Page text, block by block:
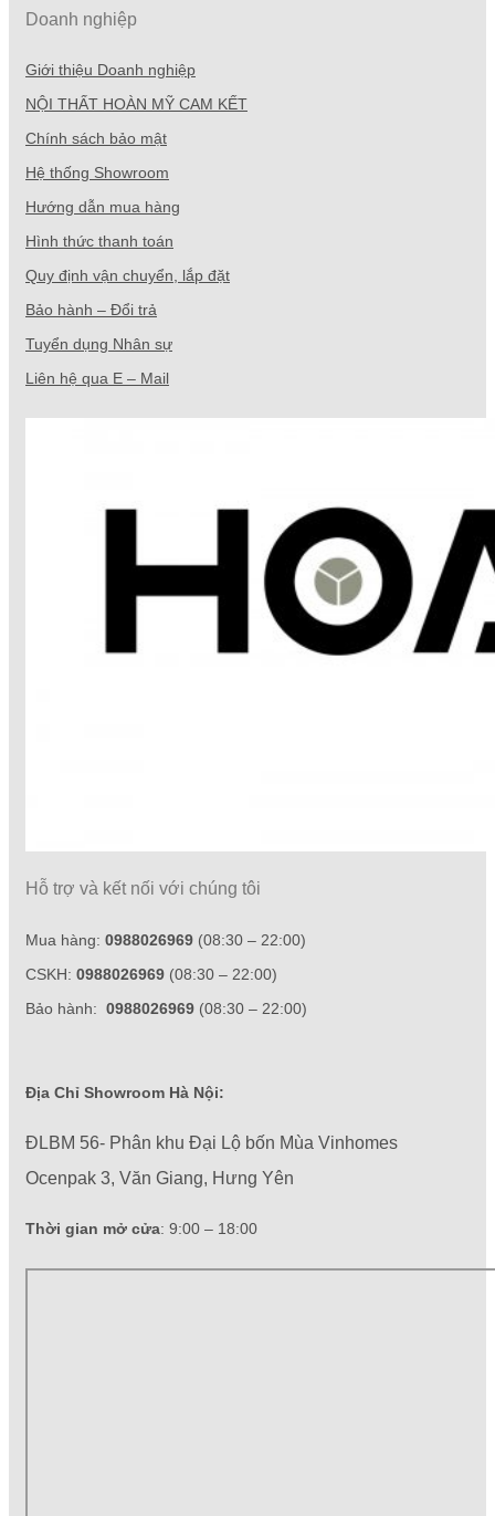
Doanh nghiệp
Giới thiệu Doanh nghiệp
NỘI THẤT HOÀN MỸ CAM KẾT
Chính sách bảo mật
Hệ thống Showroom
Hướng dẫn mua hàng
Hình thức thanh toán
Quy định vận chuyển, lắp đặt
Bảo hành – Đổi trả
Tuyển dụng Nhân sự
Liên hệ qua E – Mail
Hỗ trợ và kết nối với chúng tôi
Mua hàng: 0988026969 (08:30 – 22:00)
CSKH: 0988026969 (08:30 – 22:00)
Bảo hành: 0988026969 (08:30 – 22:00)
Địa Chỉ Showroom Hà Nội:
ĐLBM 56- Phân khu Đại Lộ bốn Mùa Vinhomes
Ocenpak 3, Văn Giang, Hưng Yên
Thời gian mở cửa: 9:00 – 18:00